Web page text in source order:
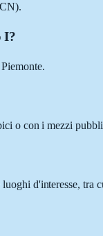
I?
o con i mezzi
d'interesse, tra